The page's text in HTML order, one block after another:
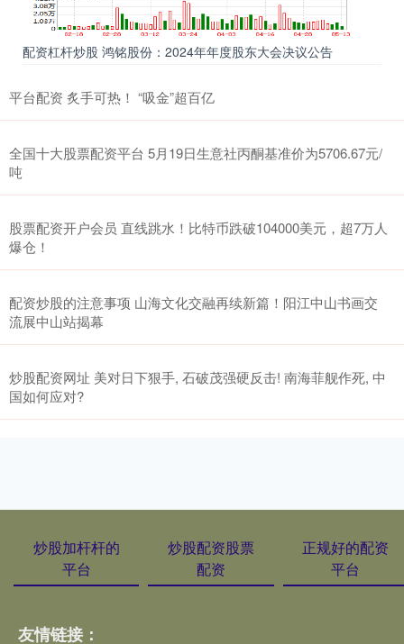
配资杠杆炒股 鸿铭股份：2024年年度股东大会决议公告
平台配资 炙手可热！ “吸金”超百亿
全国十大股票配资平台 5月19日生意社丙酮基准价为5706.67元/
吨
股票配资开户会员 直线跳水！比特币跌破104000美元，超7万人
爆仓！
配资炒股的注意事项 山海文化交融再续新篇！阳江中山书画交
流展中山站揭幕
炒股配资网址 美对日下狠手, 石破茂强硬反击! 南海菲舰作死, 中
国如何应对?
炒股加杆杆的
平台
炒股配资股票
配资
正规好的配资
平台
友情链接：